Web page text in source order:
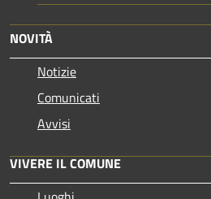
NOVITÀ
Notizie
Comunicati
Avvisi
VIVERE IL COMUNE